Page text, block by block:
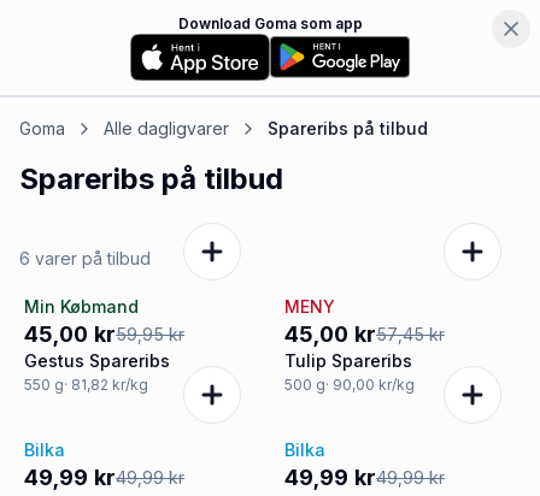
Download Goma som app
Goma Alle dagligvarer Spareribs på tilbud
Spareribs på tilbud
6 varer på tilbud
-25%
Min Købmand
45,00 kr59,95 kr
Gestus Spareribs
550 g· 81,82 kr/kg
-22%
MENY
45,00 kr57,45 kr
Tulip Spareribs
500 g· 90,00 kr/kg
Tilbud
Bilka
49,99 kr49,99 kr
Tilbud
Bilka
49,99 kr49,99 kr